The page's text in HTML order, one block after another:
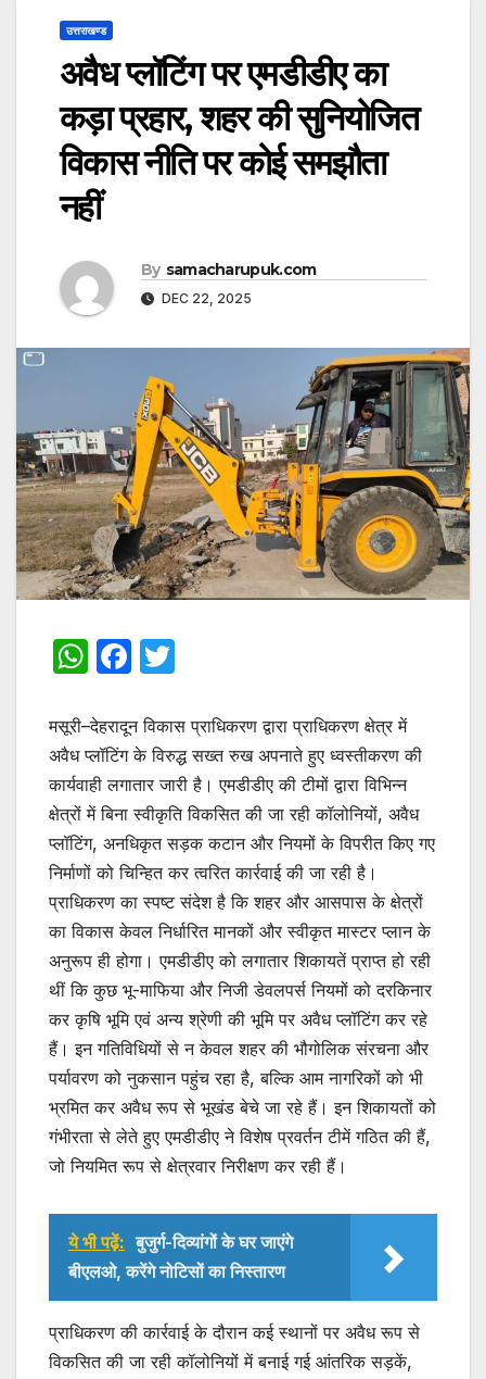
उत्तराखण्ड
अवैध प्लॉटिंग पर एमडीडीए का
कड़ा प्रहार, शहर की सुनियोजित
विकास नीति पर कोई समझौता
नहीं
By samacharupuk.com
DEC 22, 2025
W
at
s
A
p
p
F
c
e
b
o
o
k
itt
er
मसूरी–देहरादून विकास प्राधिकरण द्वारा प्राधिकरण क्षेत्र में
अवैध प्लॉटिंग के विरुद्ध सख्त रुख अपनाते हुए ध्वस्तीकरण की
कार्यवाही लगातार जारी है। एमडीडीए की टीमों द्वारा विभिन्न
क्षेत्रों में बिना स्वीकृति विकसित की जा रही कॉलोनियों, अवैध
प्लॉटिंग, अनधिकृत सड़क कटान और नियमों के विपरीत किए गए
निर्माणों को चिन्हित कर त्वरित कार्रवाई की जा रही है।
प्राधिकरण का स्पष्ट संदेश है कि शहर और आसपास के क्षेत्रों
का विकास केवल निर्धारित मानकों और स्वीकृत मास्टर प्लान के
अनुरूप ही होगा। एमडीडीए को लगातार शिकायतें प्राप्त हो रही
थीं कि कुछ भू-माफिया और निजी डेवलपर्स नियमों को दरकिनार
कर कृषि भूमि एवं अन्य श्रेणी की भूमि पर अवैध प्लॉटिंग कर रहे
हैं। इन गतिविधियों से न केवल शहर की भौगोलिक संरचना और
पर्यावरण को नुकसान पहुंच रहा है, बल्कि आम नागरिकों को भी
भ्रमित कर अवैध रूप से भूखंड बेचे जा रहे हैं। इन शिकायतों को
गंभीरता से लेते हुए एमडीडीए ने विशेष प्रवर्तन टीमें गठित की हैं,
जो नियमित रूप से क्षेत्रवार निरीक्षण कर रही हैं।
ये भी पढ़ें: बुजुर्ग-दिव्यांगों के घर जाएंगे
बीएलओ, करेंगे नोटिसों का निस्तारण
प्राधिकरण की कार्रवाई के दौरान कई स्थानों पर अवैध रूप से
विकसित की जा रही कॉलोनियों में बनाई गई आंतरिक सड़कें,